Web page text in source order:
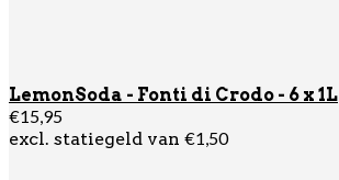
LemonSoda - Fonti di Crodo - 6 x 1L
€15,95
excl. statiegeld van €1,50